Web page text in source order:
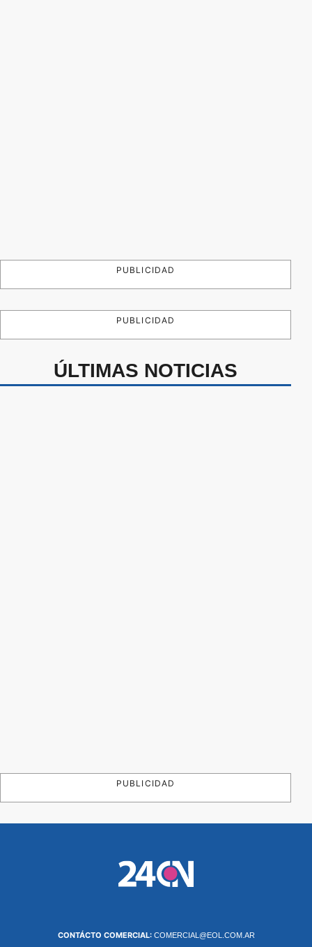
PUBLICIDAD
PUBLICIDAD
ÚLTIMAS NOTICIAS
PUBLICIDAD
CONTÁCTO COMERCIAL: COMERCIAL@EOL.COM.AR